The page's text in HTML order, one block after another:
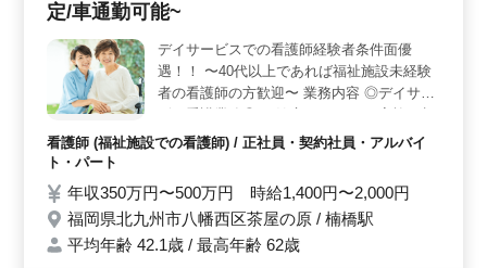
さを重視した環境＞ 車通勤が可能であり、週休2日制で
きやすい環境が整っています。また、看護師経験が10年
以上の方は条件面で優遇されます。 ＜募集情報＞
必要な資格は正看護師もしくは准看護師免許であり、看
護師実務経験が5年以上必要です。給与は年収350万円か
ら480万円となっており、通勤手当も実費支給されます。
さらに、シフト制の休日や有給休暇など、柔軟な働き方
も可能です。
定/車通勤可能~
デイサービスでの看護師経験者条件面優
遇！！ 〜40代以上であれば福祉施設未経験
者の看護師の方歓迎〜 業務内容 ◎デイサー
談・支援 ・介護職員への医療に関する指導
護業務のお手伝いをお願いする場合もござい
ます 備考 ・交通費実費支給 ・車通勤可能
(無料駐車場完備) ・制服支給 ・資格手当あ
看護師 (福祉施設での看護師) / 正社員・契約社員・アルバイ
ト・パート
年収350万円〜500万円 時給1,400円〜2,000円
福岡県北九州市八幡西区茶屋の原 / 楠橋駅
平均年齢 42.1歳 / 最高年齢 62歳